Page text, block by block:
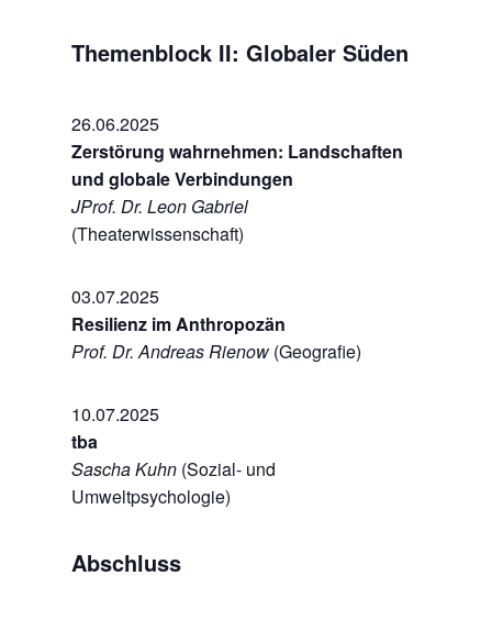
Themenblock II: Globaler Süden
26.06.2025
Zerstörung wahrnehmen: Landschaften
und globale Verbindungen
JProf. Dr. Leon Gabriel
(Theaterwissenschaft)
03.07.2025
Resilienz im Anthropozän
Prof. Dr. Andreas Rienow(Geografie)
10.07.2025
tba
Sascha Kuhn(Sozial- und
Umweltpsychologie)
Abschluss